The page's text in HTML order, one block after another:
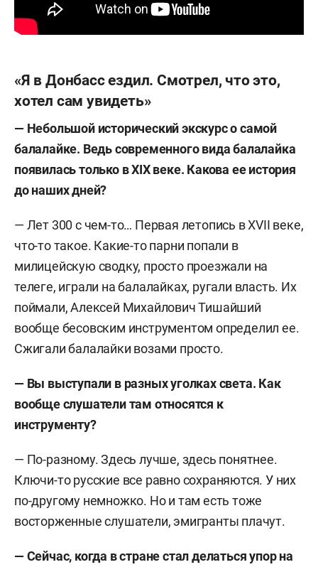
«Я в Донбасс ездил. Смотрел, что это,
хотел сам увидеть»
— Небольшой исторический экскурс о самой
балалайке. Ведь современного вида балалайка
появилась только в XIX веке. Какова ее история
до наших дней?
— Лет 300 с чем-то… Первая летопись в XVII веке,
что-то такое. Какие-то парни попали в
милицейскую сводку, просто проезжали на
телеге, играли на балалайках, ругали власть. Их
поймали, Алексей Михайлович Тишайший
вообще бесовским инструментом определил ее.
Сжигали балалайки возами просто.
— Вы выступали в разных уголках света. Как
вообще слушатели там относятся к
инструменту?
— По-разному. Здесь лучше, здесь понятнее.
Ключи-то русские все равно сохраняются. У них
по-другому немножко. Но и там есть тоже
восторженные слушатели, эмигранты плачут.
— Сейчас, когда в стране стал делаться упор на